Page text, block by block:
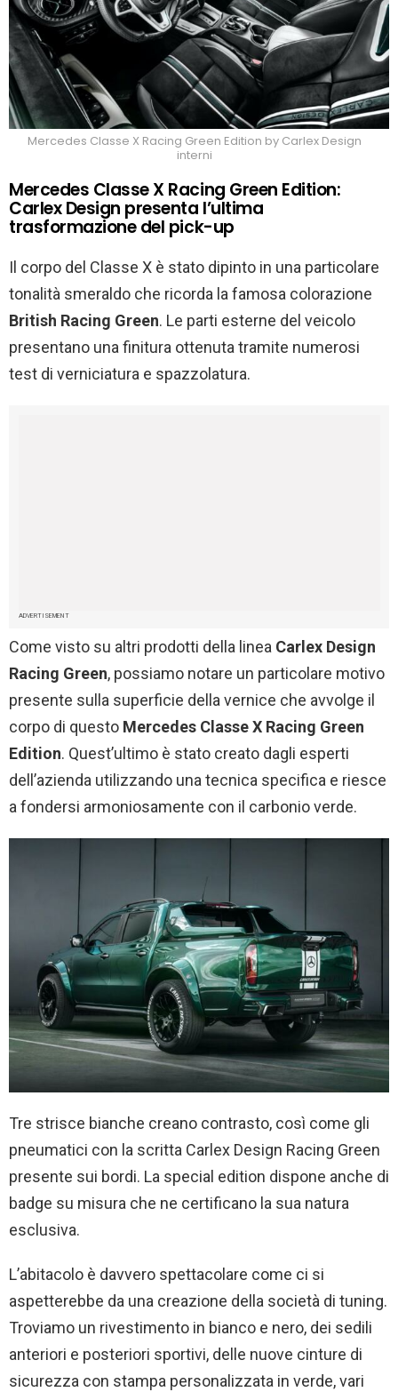
Mercedes Classe X Racing Green Edition by Carlex Design
interni
Mercedes Classe X Racing Green Edition:
Carlex Design presenta l’ultima
trasformazione del pick-up
Il corpo del Classe X è stato dipinto in una particolare
tonalità smeraldo che ricorda la famosa colorazione
British Racing Green. Le parti esterne del veicolo
presentano una finitura ottenuta tramite numerosi
test di verniciatura e spazzolatura.
ADVERTISEMENT
Come visto su altri prodotti della linea Carlex Design
Racing Green, possiamo notare un particolare motivo
presente sulla superficie della vernice che avvolge il
corpo di questo Mercedes Classe X Racing Green
Edition. Quest’ultimo è stato creato dagli esperti
dell’azienda utilizzando una tecnica specifica e riesce
a fondersi armoniosamente con il carbonio verde.
Tre strisce bianche creano contrasto, così come gli
pneumatici con la scritta Carlex Design Racing Green
presente sui bordi. La special edition dispone anche di
badge su misura che ne certificano la sua natura
esclusiva.
L’abitacolo è davvero spettacolare come ci si
aspetterebbe da una creazione della società di tuning.
Troviamo un rivestimento in bianco e nero, dei sedili
anteriori e posteriori sportivi, delle nuove cinture di
sicurezza con stampa personalizzata in verde, vari